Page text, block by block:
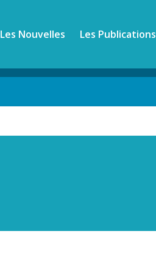
Les Nouvelles Les Publications